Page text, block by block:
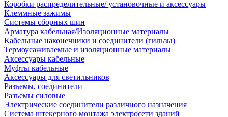
Коробки распределительные/ установочные и аксессуары
Клеммные зажимы
Системы сборных шин
Арматура кабельная/Изоляционные материалы
Кабельные наконечники и соединители (гильзы)
Термоусаживаемые и изоляционные материалы
Аксессуары кабельные
Муфты кабельные
Аксессуары для светильников
Разъемы, соединители
Разъемы силовые
Электрические соединители различного назначения
Система штекерного монтажа электросети зданий